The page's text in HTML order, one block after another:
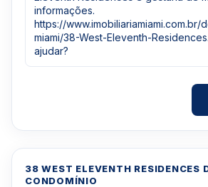
38 WEST ELEVENTH RESIDENCES
CONDOMÍNIO